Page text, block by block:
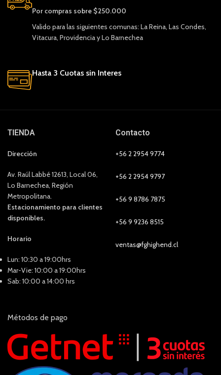
Por compras sobre $250.000
Valido para las siguientes comunas: La Reina, Las Condes,
Vitacura, Providencia y Lo Barnechea
Hasta 3 Cuotas sin Interes
TIENDA
Dirección
Av. Raúl Labbé 12613, Local 06,
Lo Barnechea, Región
Metropolitana.
Estacionamiento para clientes
disponibles.
Horario
Lun: 10:30 a 19:00hrs
Mar-Vie: 10:00 a 19:00hrs
Sab: 10:00 a 14:00 hrs
Contacto
+56 2 2954 9774
+56 2 2954 9797
+56 9 8786 7875
+56 9 9236 8515
ventas@fghighend.cl
Métodos de pago